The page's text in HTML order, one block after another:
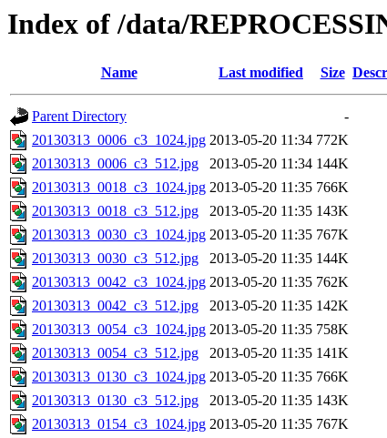
Index of /data/
Name Last modified Size
Parent Directory
-
20130313_0006_c3_1024.jpg 2013-05-20 11:34 772K
20130313_0006_c3_512.jpg
2013-05-20 11:34 144K
20130313_0018_c3_1024.jpg 2013-05-20 11:35 766K
20130313_0018_c3_512.jpg
2013-05-20 11:35 143K
20130313_0030_c3_1024.jpg 2013-05-20 11:35 767K
20130313_0030_c3_512.jpg
2013-05-20 11:35 144K
20130313_0042_c3_1024.jpg 2013-05-20 11:35 762K
20130313_0042_c3_512.jpg
2013-05-20 11:35 142K
20130313_0054_c3_1024.jpg 2013-05-20 11:35 758K
20130313_0054_c3_512.jpg
2013-05-20 11:35 141K
20130313_0130_c3_1024.jpg 2013-05-20 11:35 766K
20130313_0130_c3_512.jpg
2013-05-20 11:35 143K
20130313_0154_c3_1024.jpg 2013-05-20 11:35 767K